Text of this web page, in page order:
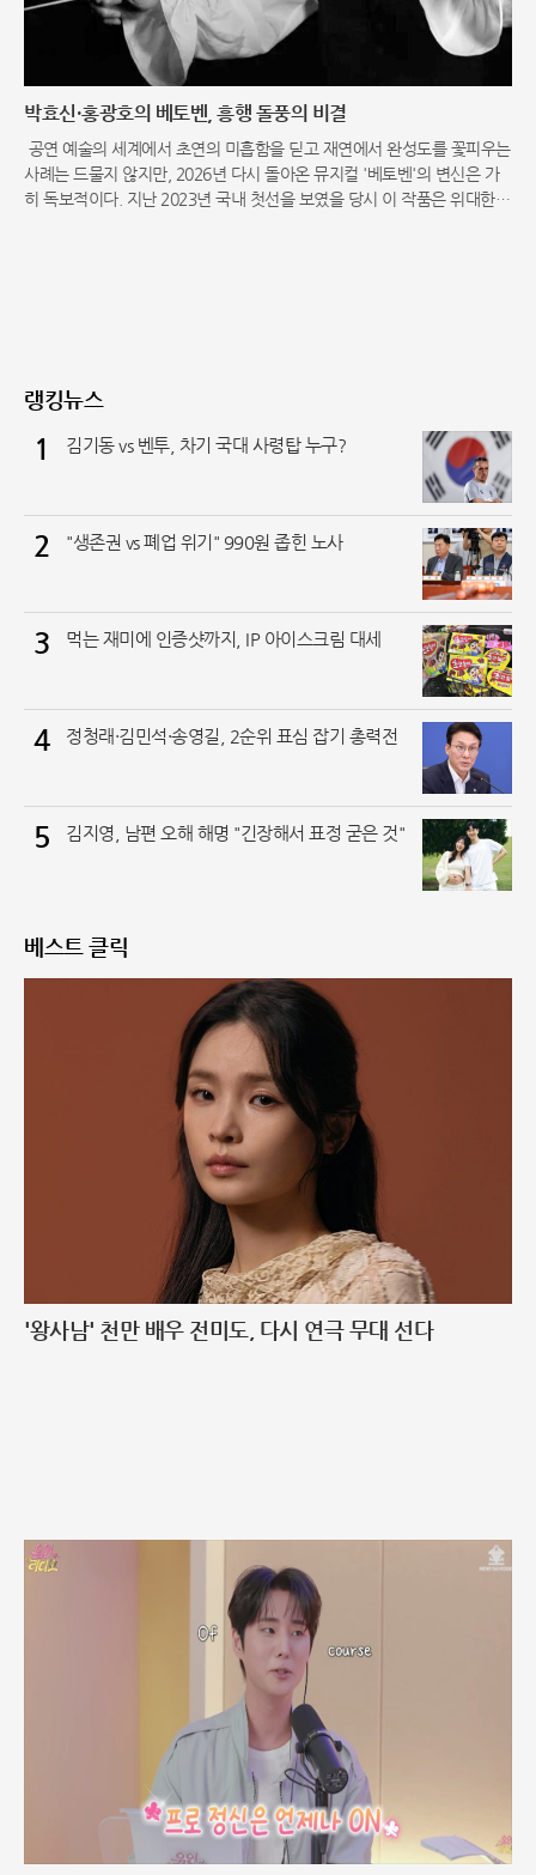
박효신·홍광호의 베토벤, 흥행 돌풍의 비결
공연 예술의 세계에서 초연의 미흡함을 딛고 재연에서 완성도를 꽃피우는
사례는 드물지 않지만, 2026년 다시 돌아온 뮤지컬 '베토벤'의 변신은 가
히 독보적이다. 지난 2023년 국내 첫선을 보였을 당시 이 작품은 위대한
랭킹뉴스
1 김기동 vs 벤투, 차기 국대 사령탑 누구?
2 "생존권 vs 폐업 위기" 990원 좁힌 노사
3 먹는 재미에 인증샷까지, IP 아이스크림 대세
4 정청래·김민석·송영길, 2순위 표심 잡기 총력전
5 김지영, 남편 오해 해명 "긴장해서 표정 굳은 것"
베스트 클릭
'왕사남' 천만 배우 전미도, 다시 연극 무대 선다